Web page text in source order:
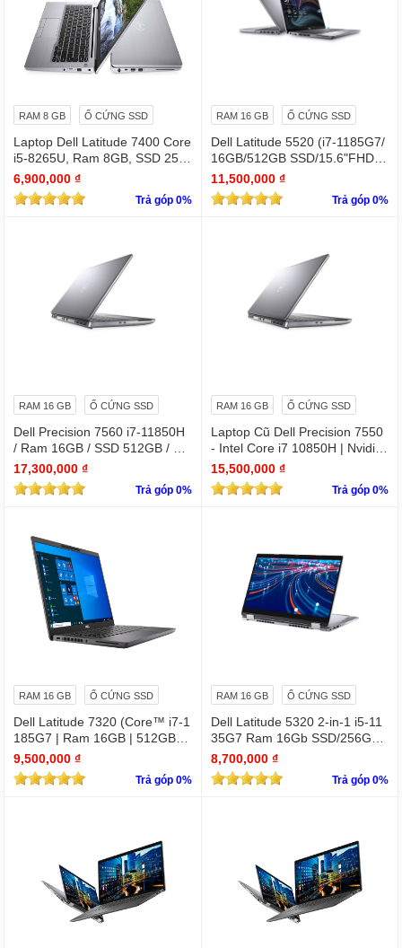
RAM 8 GB Ổ CỨNG SSD
Laptop Dell Latitude 7400 Core
i5-8265U, Ram 8GB, SSD 256
GB, 14 Inch FHD silver
6,900,000 ₫
Trả góp 0%
RAM 16 GB Ổ CỨNG SSD
Dell Latitude 5520 (i7-1185G7/
16GB/512GB SSD/15.6"FHD/Iri
s Xe Graphics/Win11Pro)
11,500,000 ₫
Trả góp 0%
RAM 16 GB Ổ CỨNG SSD
Dell Precision 7560 i7-11850H
/ Ram 16GB / SSD 512GB / Mà
n 15.6″ IPS FullHD 1920×1080
/ VGA Quadro T1200 4GB GD
DR6
17,300,000 ₫
Trả góp 0%
RAM 16 GB Ổ CỨNG SSD
Laptop Cũ Dell Precision 7550
- Intel Core i7 10850H | Nvidia
Quadro T2000
15,500,000 ₫
Trả góp 0%
RAM 16 GB Ổ CỨNG SSD
Dell Latitude 7320 (Core™ i7-1
185G7 | Ram 16GB | 512GB S
SD | 13.3 inch FHD)
9,500,000 ₫
Trả góp 0%
RAM 16 GB Ổ CỨNG SSD
Dell Latitude 5320 2-in-1 i5-11
35G7 Ram 16Gb SSD/256GB
13.3″ FHD X360 Touch
8,700,000 ₫
Trả góp 0%